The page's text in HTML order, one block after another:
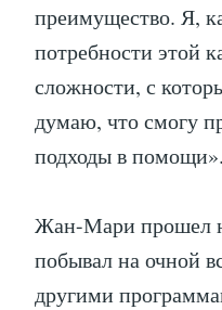
преимущество. Я,
потребности этой
сложности, с
думаю, что смогу
подходы в помощи».
Жан-Мари прошел
побывал на очной
другими